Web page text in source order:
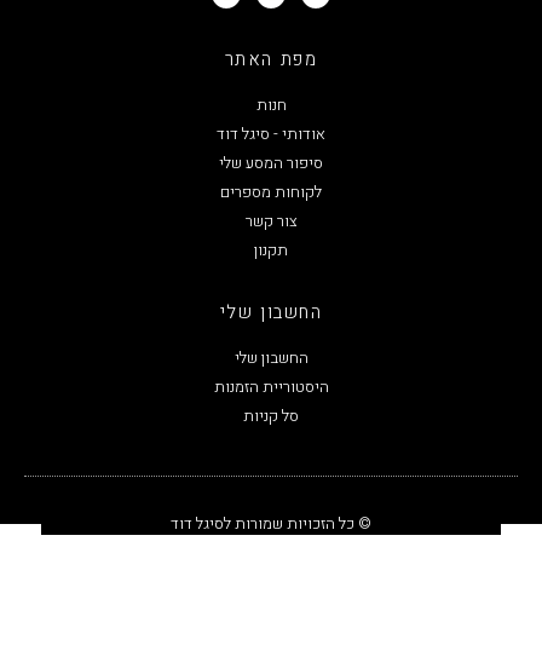
מפת האתר
אודותי - סיגל דוד
סיפור המסע שלי
לקוחות מספרים
צור קשר
החשבון שלי
החשבון שלי
היסטוריית הזמנות
סל קניות
© כל הזכויות שמורות לסיגל דוד